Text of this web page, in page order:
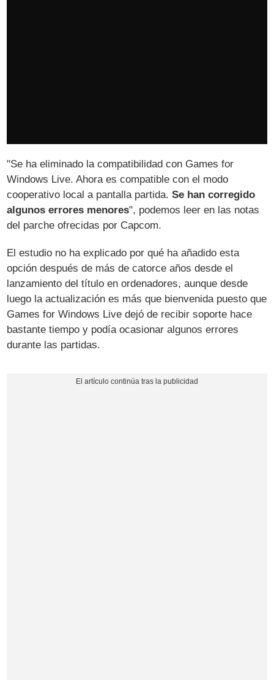
"Se ha eliminado la compatibilidad con Games for
Windows Live. Ahora es compatible con el modo
cooperativo local a pantalla partida.Se han corregido
algunos errores menores", podemos leer en las notas
del parche ofrecidas por Capcom.
El estudio no ha explicado por qué ha añadido esta
opción después de más de catorce años desde el
lanzamiento del título en ordenadores, aunque desde
luego la actualización es más que bienvenida puesto que
Games for Windows Live dejó de recibir soporte hace
bastante tiempo y podía ocasionar algunos errores
durante las partidas.